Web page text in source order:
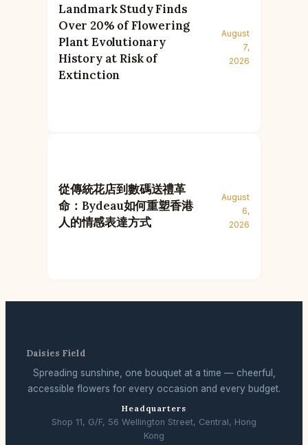
Landmark Study Finds
Over 20% of Flowering
Plant Evolutionary
History at Risk of
Extinction
August
7,
2026
從傳統花店到數碼送禮革
命：Bydeau如何重塑香港
人的情感表達方式
August
6,
2026
Daisies Field
Spreading sunshine, one bouquet at a time — cheerful,
accessible flowers for every occasion and every budget.
Headquarters
Shop 11, G/F, 56 Wellington Street, Central, Hong
Kong